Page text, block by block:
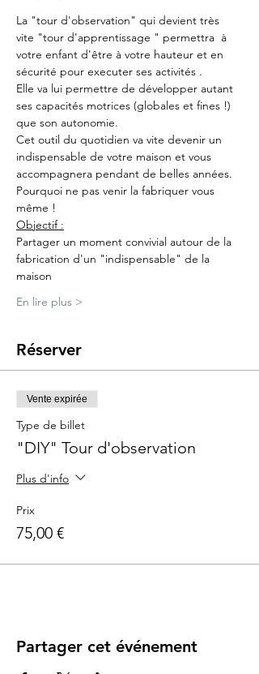
La "tour d'observation" qui devient très
vite "tour d'apprentissage " permettra  à
votre enfant d'être à votre hauteur et en
sécurité pour executer ses activités .
Elle va lui permettre de développer autant
ses capacités motrices (globales et fines !)
que son autonomie.
Cet outil du quotidien va vite devenir un
indispensable de votre maison et vous
accompagnera pendant de belles années.
Pourquoi ne pas venir la fabriquer vous
même !
Objectif :
Partager un moment convivial autour de la
fabrication d'un "indispensable" de la
maison
En lire plus >
Réserver
Vente expirée
Type de billet
"DIY" Tour d'observation
Plus d'info
Prix
75,00 €
Partager cet événement